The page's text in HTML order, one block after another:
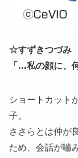
☆すずきつづみ
「…私の顔に、
ショートカット
子。
ささらとは仲が
ため、会話が嚙